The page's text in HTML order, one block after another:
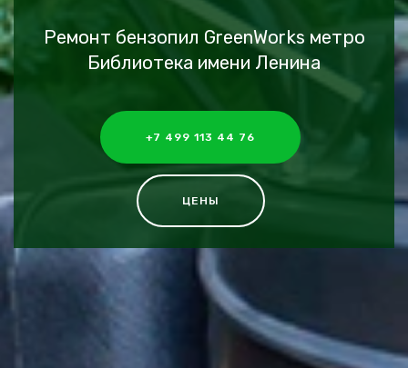
Ремонт бензопил GreenWorks метро
Библиотека имени Ленина
+7 499 113 44 76
ЦЕНЫ